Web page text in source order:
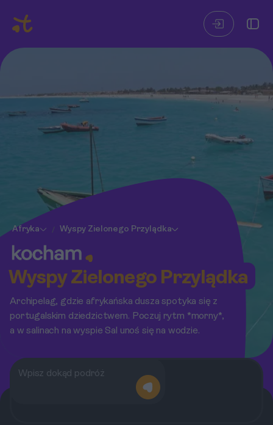
Afryka / Wyspy Zielonego Przylądka
Wyspy Zielonego Przylądka
Archipelag, gdzie afrykańska dusza spotyka się z
portugalskim dziedzictwem. Poczuj rytm *morny*,
a w salinach na wyspie Sal unoś się na wodzie.